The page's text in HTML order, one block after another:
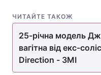
ЧИТАЙТЕ ТАКОЖ
25-річна модель
вагітна від екс-
Direction - ЗМІ